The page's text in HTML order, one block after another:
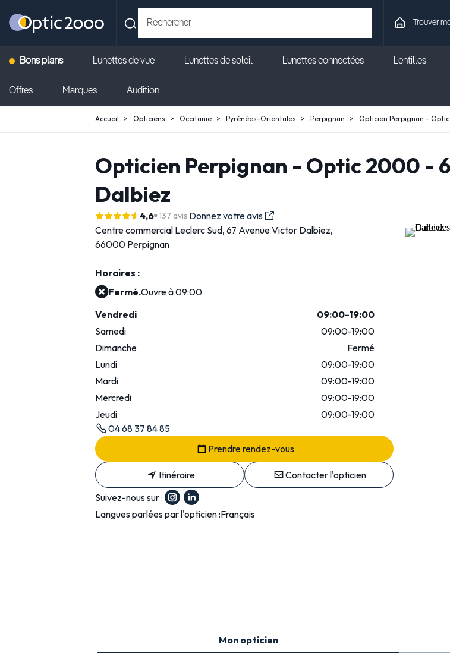
Trouver
Bons plans Lunettes de vue Lunettes de soleil Lunettes connectées Lentilles
Offres Marques Audition
Accueil Opticiens Occitanie Pyrénées-Orientales Perpignan Opticien Perpignan -
Opticien Perpignan - Optic 2000 -
Dalbiez
4,6 137 avis Donnez votre avis
Centre commercial Leclerc Sud, 67 Avenue Victor Dalbiez,
66000 Perpignan
Horaires :
Fermé.Ouvre à 09:00
Vendredi
09:00-19:00
Samedi
09:00-19:00
Dimanche
Fermé
Lundi
09:00-19:00
Mardi
09:00-19:00
Mercredi
09:00-19:00
Jeudi
09:00-19:00
04 68 37 84 85
Prendre rendez-vous
Itinéraire
Contacter l'opticien
Suivez-nous sur :
Langues parlées par l'opticien :Français
Mon opticien